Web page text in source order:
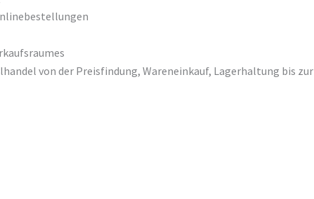
von der Preisfindung, Wareneinkauf, Lagerhaltung bis zur